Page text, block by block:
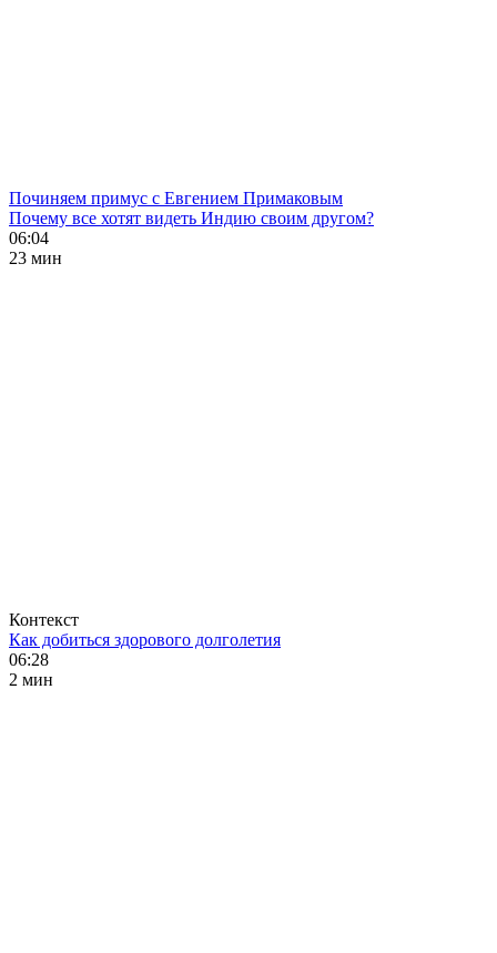
Починяем примус с Евгением Примаковым
Почему все хотят видеть Индию своим другом?
06:04
23 мин
Контекст
Как добиться здорового долголетия
06:28
2 мин